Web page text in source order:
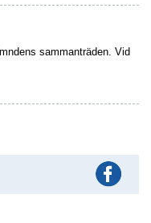
sammanträden. Vid